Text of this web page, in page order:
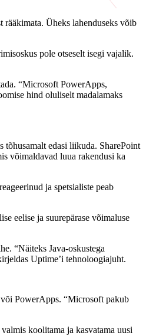
Üheks lahenduseks võib
pole otseselt isegi vajalik.
“Microsoft PowerApps,
hind oluliselt madalamaks
tõhusamalt edasi liikuda. SharePoint
võimaldavad luua rakendusi ka
ja spetsialiste peab
eelise ja suurepärase võimaluse
“Näiteks Java-oskustega
Uptime’i tehnoloogiajuht.
või PowerApps. “Microsoft pakub
koolitama ja kasvatama uusi